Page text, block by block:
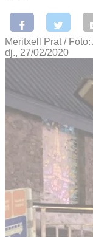
Meritxell Prat / Foto:
dj., 27/02/2020